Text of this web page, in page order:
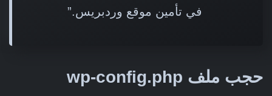
في تأمين موقع وردبريس.”
حجب ملف wp-config.php